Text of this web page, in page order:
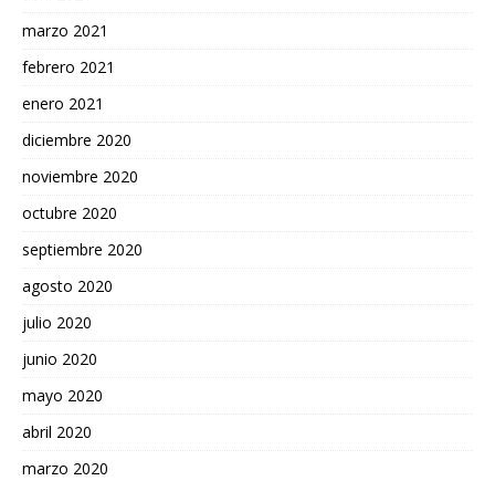
marzo 2021
febrero 2021
enero 2021
diciembre 2020
noviembre 2020
octubre 2020
septiembre 2020
agosto 2020
julio 2020
junio 2020
mayo 2020
abril 2020
marzo 2020